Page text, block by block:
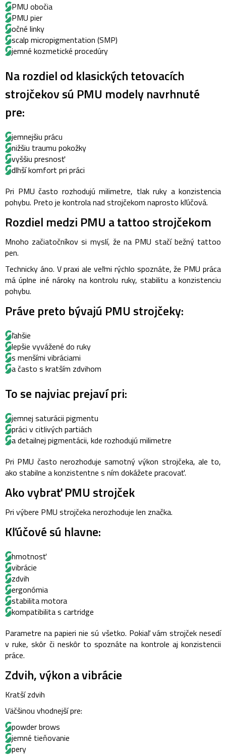
PMU obočia
PMU pier
očné linky
scalp micropigmentation (SMP)
jemné kozmetické procedúry
Na rozdiel od klasických tetovacích
strojčekov sú PMU modely navrhnuté
pre:
jemnejšiu prácu
nižšiu traumu pokožky
vyššiu presnosť
dlhší komfort pri práci
Pri PMU často rozhodujú milimetre, tlak ruky a konzistencia
pohybu. Preto je kontrola nad strojčekom naprosto kľúčová.
Rozdiel medzi PMU a tattoo strojčekom
Mnoho začiatočníkov si myslí, že na PMU stačí bežný tattoo
pen.
Technicky áno. V praxi ale veľmi rýchlo spoznáte, že PMU práca
má úplne iné nároky na kontrolu ruky, stabilitu a konzistenciu
pohybu.
Práve preto bývajú PMU strojčeky:
ľahšie
lepšie vyvážené do ruky
s menšími vibráciami
a často s kratším zdvihom
To se najviac prejaví pri:
jemnej saturácii pigmentu
práci v citlivých partiách
a detailnej pigmentácii, kde rozhodujú milimetre
Pri PMU často nerozhoduje samotný výkon strojčeka, ale to,
ako stabilne a konzistentne s ním dokážete pracovať.
Ako vybrať PMU strojček
Pri výbere PMU strojčeka nerozhoduje len značka.
Kľúčové sú hlavne:
hmotnosť
vibrácie
zdvih
ergonómia
stabilita motora
kompatibilita s cartridge
Parametre na papieri nie sú všetko. Pokiaľ vám strojček nesedí
v ruke, skôr či neskôr to spoznáte na kontrole aj konzistencii
práce.
Zdvih, výkon a vibrácie
Kratší zdvih
Väčšinou vhodnejší pre:
powder brows
jemné tieňovanie
pery